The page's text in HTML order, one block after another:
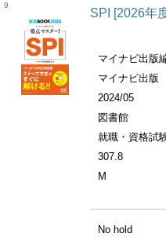
9
SPI [2026年
マイナビ出版
マイナビ出版
2024/05
図書館
就職・資格試
307.8
M
No hold